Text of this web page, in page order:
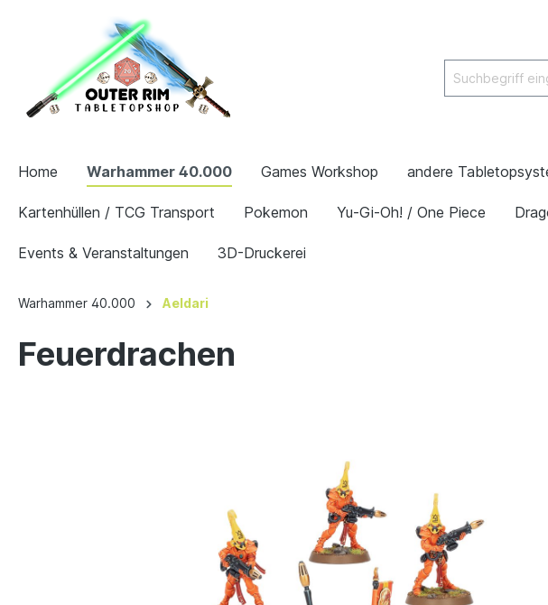
Home Warhammer 40.000 Games Workshop andere
Kartenhüllen / TCG Transport Pokemon Yu-Gi-Oh! / One Piece
Events & Veranstaltungen 3D-Druckerei
Warhammer 40.000 Aeldari
Feuerdrachen